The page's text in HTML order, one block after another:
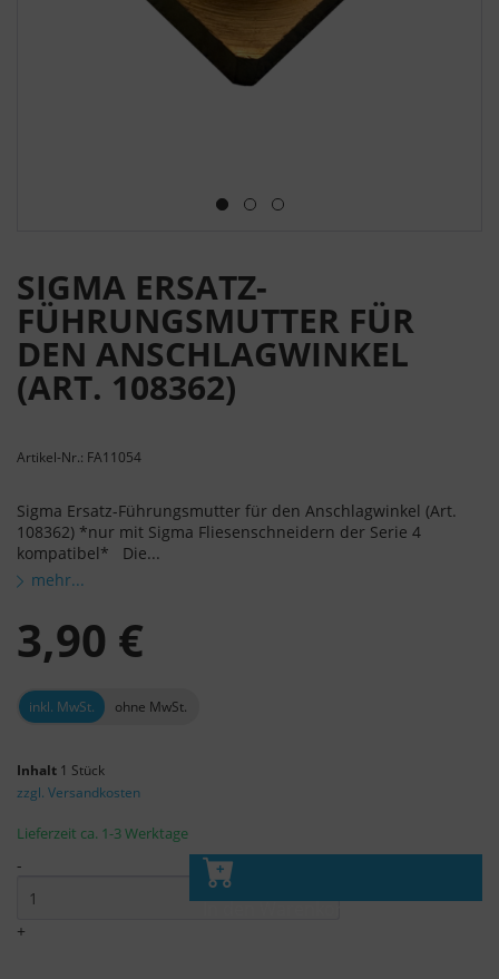
SIGMA ERSATZ-
FÜHRUNGSMUTTER FÜR
DEN ANSCHLAGWINKEL
(ART. 108362)
Artikel-Nr.: FA11054
Sigma Ersatz-Führungsmutter für den Anschlagwinkel (Art.
108362) *nur mit Sigma Fliesenschneidern der Serie 4
kompatibel* Die...
mehr...
3,90 €
inkl. MwSt. ohne MwSt.
Inhalt 1 Stück
zzgl. Versandkosten
Lieferzeit ca. 1-3 Werktage
-
+
In den Warenkorb